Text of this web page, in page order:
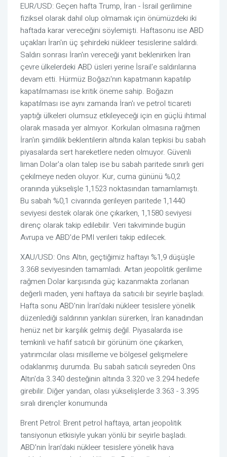
EUR/USD: Geçen hafta Trump, İran - İsrail gerilimine
fiziksel olarak dahil olup olmamak için önümüzdeki iki
haftada karar vereceğini söylemişti. Haftasonu ise ABD
uçakları İran'ın üç şehirdeki nükleer tesislerine saldırdı.
Saldırı sonrası İran'ın vereceği yanıt beklenirken İran
çevre ülkelerdeki ABD üsleri yerine İsrail'e saldırılarına
devam etti. Hürmüz Boğazı'nın kapatmanın kapatılıp
kapatılmaması ise kritik öneme sahip. Boğazın
kapatılması ise aynı zamanda İran'ı ve petrol ticareti
yaptığı ülkeleri olumsuz etkileyeceği için en güçlü ihtimal
olarak masada yer almıyor. Korkulan olmasına rağmen
İran'ın şimdilik beklentilerin altında kalan tepkisi bu sabah
piyasalarda sert hareketlere neden olmuyor. Güvenli
liman Dolar'a olan talep ise bu sabah paritede sınırlı geri
çekilmeye neden oluyor. Kur, cuma gününü %0,2
oranında yükselişle 1,1523 noktasından tamamlamıştı.
Bu sabah %0,1 civarında gerileyen paritede 1,1440
seviyesi destek olarak öne çıkarken, 1,1580 seviyesi
direnç olarak takip edilebilir. Veri takviminde bugün
Avrupa ve ABD'de PMI verileri takip edilecek.
XAU/USD: Ons Altın, geçtiğimiz haftayı %1,9 düşüşle
3.368 seviyesinden tamamladı. Artan jeopolitik gerilime
rağmen Dolar karşısında güç kazanmakta zorlanan
değerli maden, yeni haftaya da satıcılı bir seyirle başladı.
Hafta sonu ABD'nin İran'daki nükleer tesislere yönelik
düzenlediği saldırının yankıları sürerken, İran kanadından
henüz net bir karşılık gelmiş değil. Piyasalarda ise
temkinli ve hafif satıcılı bir görünüm öne çıkarken,
yatırımcılar olası misilleme ve bölgesel gelişmelere
odaklanmış durumda. Bu sabah satıcılı seyreden Ons
Altın'da 3.340 desteğinin altında 3.320 ve 3.294 hedefe
girebilir. Diğer yandan, olası yükselişlerde 3.363 - 3.395
sıralı dirençler konumunda
Brent Petrol: Brent petrol haftaya, artan jeopolitik
tansiyonun etkisiyle yukarı yönlü bir seyirle başladı.
ABD'nin İran'daki nükleer tesislere yönelik hava